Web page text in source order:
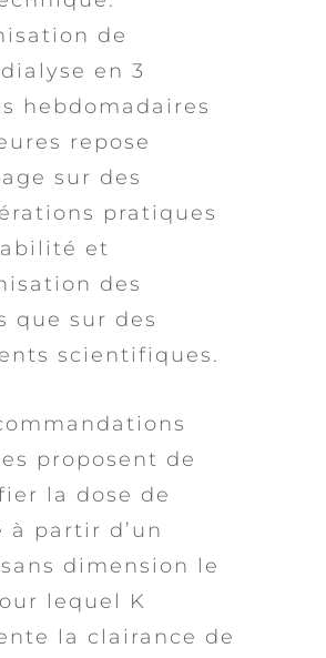
de
en 3
hebdomadaires
repose
sur des
pratiques
et
des
que sur des
scientifiques.
proposent de
la dose de
à partir d’un
dimension le
lequel K
la clairance de